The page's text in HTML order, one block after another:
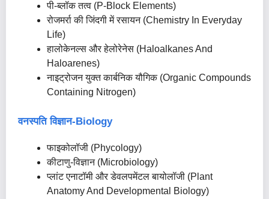
पी-ब्लॉक तत्व (P-Block Elements)
रोजमर्रा की जिंदगी में रसायन (Chemistry In Everyday
Life)
हालोकेनल्स और हेलोरेनेस (Haloalkanes And
Haloarenes)
नाइट्रोजन युक्त कार्बनिक यौगिक (Organic Compounds
Containing Nitrogen)
वनस्पति विज्ञान-Biology
फाइकोलॉजी (Phycology)
कीटाणु-विज्ञान (Microbiology)
प्लांट एनाटॉमी और डेवलपमेंटल बायोलॉजी (Plant
Anatomy And Developmental Biology)